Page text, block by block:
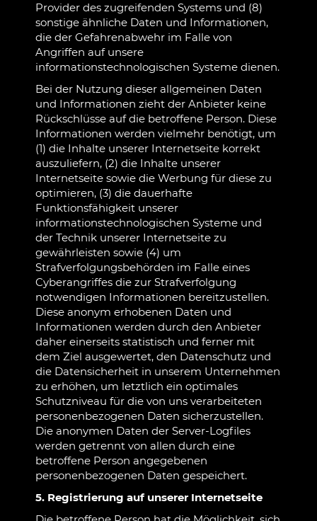
Provider des zugreifenden Systems und (8)
sonstige ähnliche Daten und Informationen,
die der Gefahrenabwehr im Falle von
Angriffen auf unsere
informationstechnologischen Systeme dienen.
Bei der Nutzung dieser allgemeinen Daten
und Informationen zieht der Anbieter keine
Rückschlüsse auf die betroffene Person. Diese
Informationen werden vielmehr benötigt, um
(1) die Inhalte unserer Internetseite korrekt
auszuliefern, (2) die Inhalte unserer
Internetseite sowie die Werbung für diese zu
optimieren, (3) die dauerhafte
Funktionsfähigkeit unserer
informationstechnologischen Systeme und
der Technik unserer Internetseite zu
gewährleisten sowie (4) um
Strafverfolgungsbehörden im Falle eines
Cyberangriffes die zur Strafverfolgung
notwendigen Informationen bereitzustellen.
Diese anonym erhobenen Daten und
Informationen werden durch den Anbieter
daher einerseits statistisch und ferner mit
dem Ziel ausgewertet, den Datenschutz und
die Datensicherheit in unserem Unternehmen
zu erhöhen, um letztlich ein optimales
Schutzniveau für die von uns verarbeiteten
personenbezogenen Daten sicherzustellen.
Die anonymen Daten der Server-Logfiles
werden getrennt von allen durch eine
betroffene Person angegebenen
personenbezogenen Daten gespeichert.
5. Registrierung auf unserer Internetseite